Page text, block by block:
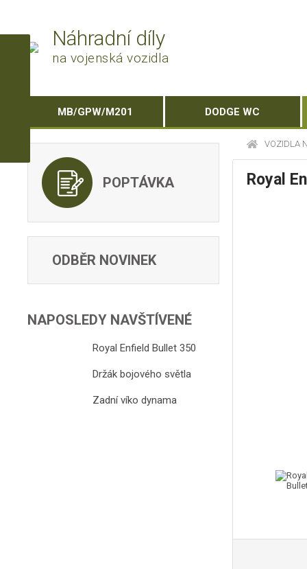
Náhradní díly
na vojenská vozidla
MB/GPW/M201 DODGE WC
VOZIDLA
Royal
POPTÁVKA
ODBĚR NOVINEK
NAPOSLEDY NAVŠTÍVENÉ
Royal Enfield Bullet 350
Držák bojového světla
Zadní víko dynama